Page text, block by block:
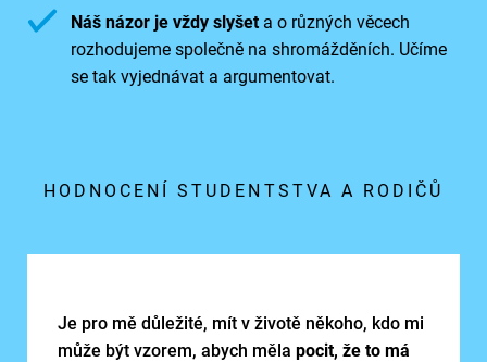
Náš názor je vždy slyšeta o různých věcech
rozhodujeme společně na shromážděních. Učíme
se tak vyjednávat a argumentovat.
HODNOCENÍ STUDENTSTVA A RODIČŮ
Je pro mě důležité, mít v životě někoho, kdo mi
může být vzorem, abych měla pocit, že to má